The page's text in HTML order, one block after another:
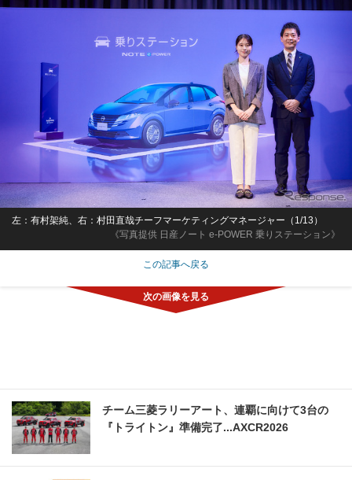
《写真提供 日産ノート e-POWER 乗りステーション》
左：有村架純、右：村田直哉チーフマーケティングマネージャー（1/13）
この記事へ戻る
チーム三菱ラリーアート、連覇に向けて3台の
『トライトン』準備完了...AXCR2026